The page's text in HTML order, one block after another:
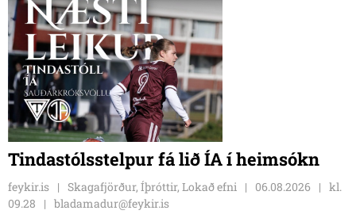
styðja hlauparana áfram.
Tindastólsstelpur fá lið ÍA í heimsókn
feykir.is Skagafjörður, Íþróttir, Lokað efni 06.08.2026
kl.
09.28
bladamadur@feykir.is